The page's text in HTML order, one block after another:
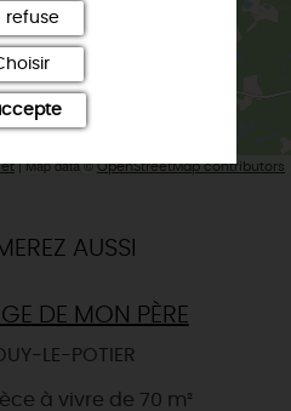
| Map data ©OpenStreetMap contributors
AUSSI
DE MON PÈRE
LE-POTIER
à vivre de 70 m²
refuse